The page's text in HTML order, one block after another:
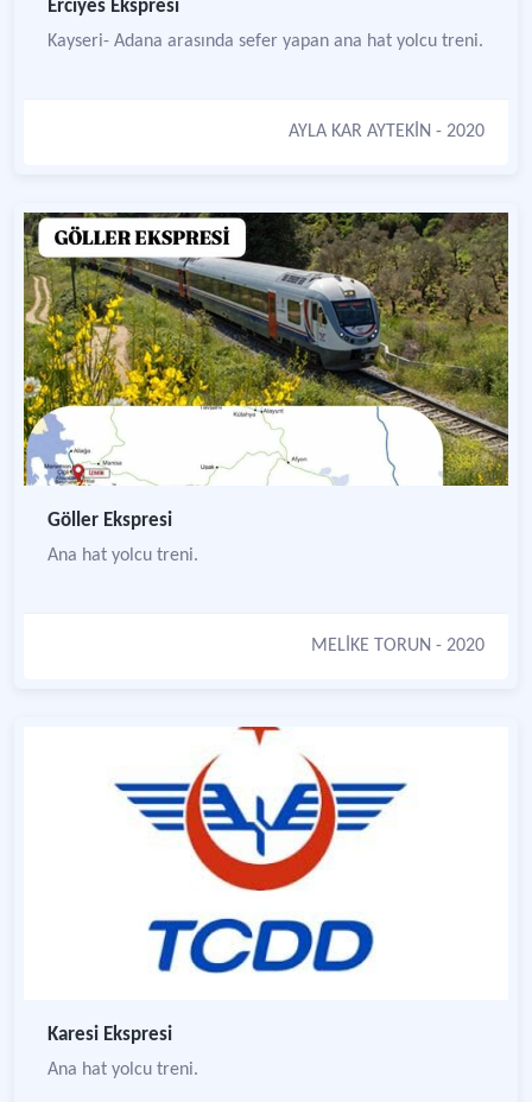
Erciyes Ekspresi
Kayseri- Adana arasında sefer yapan ana hat yolcu treni.
AYLA KAR AYTEKİN - 2020
Göller Ekspresi
Ana hat yolcu treni.
MELİKE TORUN - 2020
Karesi Ekspresi
Ana hat yolcu treni.